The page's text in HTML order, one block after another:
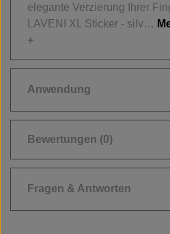
elegante Verzierung Ihrer
LAVENI XL Sticker - silv…
Anwendung
Bewertungen (0)
Fragen & Antworten